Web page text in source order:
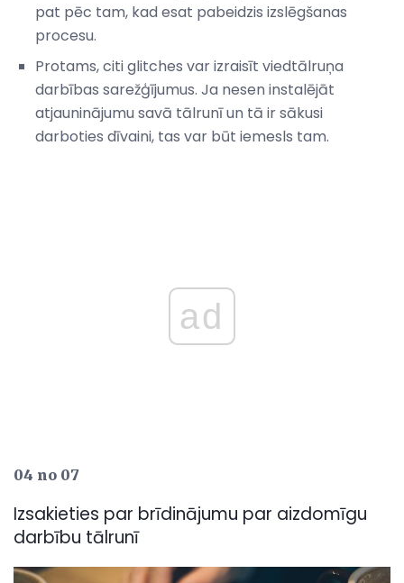
pat pēc tam, kad esat pabeidzis izslēgšanas
procesu.
Protams, citi glitches var izraisīt viedtālruņa
darbības sarežģījumus. Ja nesen instalējāt
atjauninājumu savā tālrunī un tā ir sākusi
darboties dīvaini, tas var būt iemesls tam.
ad
04 no 07
Izsakieties par brīdinājumu par aizdomīgu
darbību tālrunī